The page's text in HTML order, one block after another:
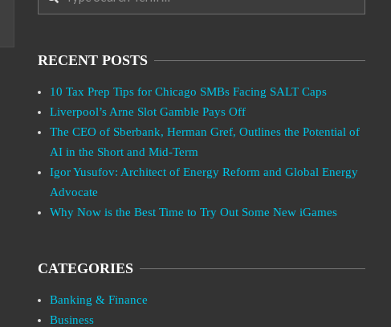
RECENT POSTS
10 Tax Prep Tips for Chicago SMBs Facing SALT Caps
Liverpool’s Arne Slot Gamble Pays Off
The CEO of Sberbank, Herman Gref, Outlines the Potential of
AI in the Short and Mid-Term
Igor Yusufov: Architect of Energy Reform and Global Energy
Advocate
Why Now is the Best Time to Try Out Some New iGames
CATEGORIES
Banking & Finance
Business